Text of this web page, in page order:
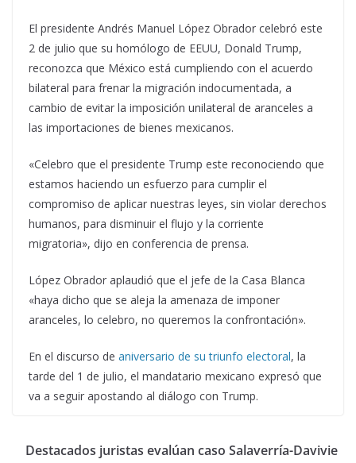
El presidente Andrés Manuel López Obrador celebró este
2 de julio que su homólogo de EEUU, Donald Trump,
reconozca que México está cumpliendo con el acuerdo
bilateral para frenar la migración indocumentada, a
cambio de evitar la imposición unilateral de aranceles a
las importaciones de bienes mexicanos.
«Celebro que el presidente Trump este reconociendo que
estamos haciendo un esfuerzo para cumplir el
compromiso de aplicar nuestras leyes, sin violar derechos
humanos, para disminuir el flujo y la corriente
migratoria», dijo en conferencia de prensa.
López Obrador aplaudió que el jefe de la Casa Blanca
«haya dicho que se aleja la amenaza de imponer
aranceles, lo celebro, no queremos la confrontación».
En el discurso de aniversario de su triunfo electoral, la
tarde del 1 de julio, el mandatario mexicano expresó que
va a seguir apostando al diálogo con Trump.
Destacados juristas evalúan caso Salaverría-Davivie